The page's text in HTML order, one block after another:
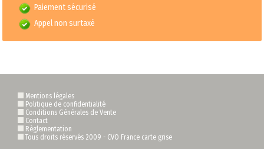
Paiement sécurisé
Appel non surtaxé
Mentions légales
Politique de confidentialité
Conditions Générales de Vente
Contact
Règlementation
Tous droits réservés 2009 - CVO France carte grise